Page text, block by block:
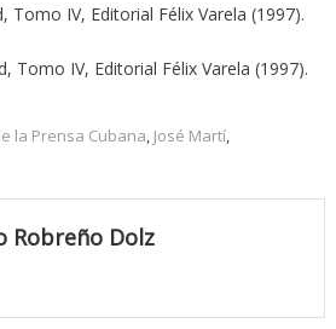
Tomo IV, Editorial Félix Varela (1997).
Tomo IV, Editorial Félix Varela (1997).
la Prensa Cubana José Martí,
Robreño Dolz